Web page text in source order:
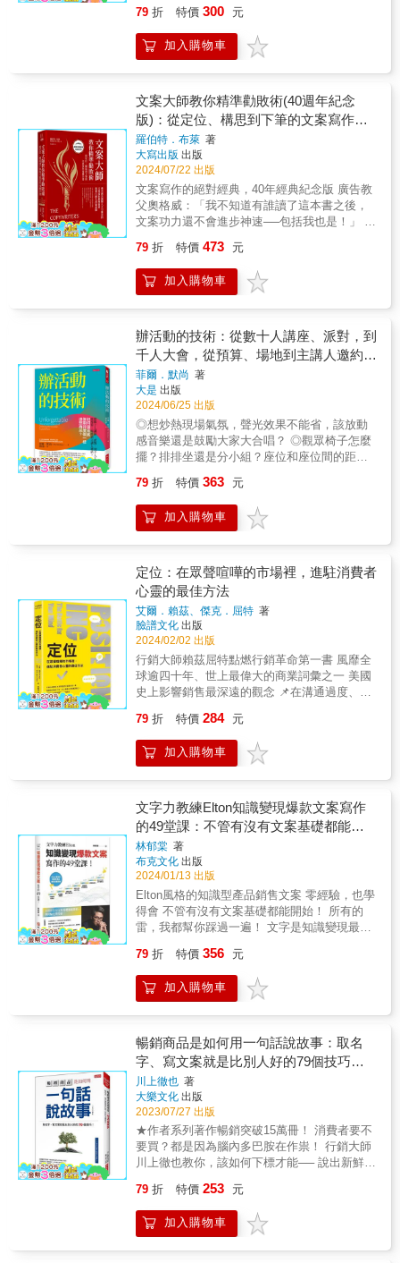
現代數位時代閱讀習慣的文案寶典。3. 公式化
套用，快速上手：以PESONA原則為基礎，全
書收納800個詞彙+2400條短句，即可靈活運用
轉化為各式行銷場合都能適用的爆賣文案。 暢
銷推薦小 嚕（行銷武士道公司顧問總監）林大
涵（貝殼放大／挖貝創辦人）林育聖（純粹文
案執筆人） 讀者好評「我把這本書放在觸手可
及的地方，想什麼時候讀就什麼時候讀。」
「當你想不出文案時，只需打開這本書，最好
定期翻閱，或者在感到走投無路時打開這本
書」 「與其說是用來查資料，這本書更像是一
個激發豐富點子和創作熱情的工具。」 「這本
書對從事業務或企畫相關工作的人來說必讀。
你會驚訝於只是改變用詞就能帶來如此不同的
效果。」 「只要將這本書放在書架上，就能給
人一種安心感。是一本實用的工具書。」 來
源：Amazo
前，先打下正確觀念的地基。▋祕訣2：商品資
定目標受眾等，再到分析競爭者的優缺點與銷
售頁架構，最後盤點自家商品可製作成一頁廣
告的資源，書中帶你一步步正確定位自己的產
影片QRcode教學用NG和OK照片並列，說明影
像拍攝技巧；提供示範影片QRcode，讓大家能
輕鬆理解影片錄製秘訣；將空白PPT與實際網
頁對照圖解，學習網頁切版、結構so easy！
是否每天苦惱～◆如何寫出一份讓記者青睞並
登出的新聞稿？◆什麼是廣告和銷售文案寫作
永不失敗並增加銷售的祕訣？◆怎樣才能寫出
聞？作者李善美是一位擁有十五年以上經驗的
行銷人員，在潮流變化最快的時尚產業工作，
隨著世界變得更加網路化，她意識到寫作能力
對於行銷人員和上班族越發重要。本書是她多
年學到的職場寫作累積，她認為即使只改變一
個字或一行句子，銷量也會改變、訂閱者會增
加、公司內部的評價也會變化。書中強調的寫
作核心是「對方」與「體貼」。在工作時寫的
每篇文章，都一定要有「對方」的存在，就是
要寫出站在對方立場上可以理解的文句。這樣
閱讀的價值。本書一～三章，歸納出行銷人員
寫得好的思考方法、實用寫作的基本方法和訓
練技巧，及針對每種情況必須了解的基本寫作
寫作的品質就會大幅提升。第四章，則是提供
行銷人員基本任務：從新聞稿、廣告台詞、社
群行銷、書面報告、企劃提案、電子郵件、履
歷自傳等需要，整理出對寫作有實際幫助的方
法。讀者可以按個人需求放在身邊翻看，有助
於找到下筆時的靈感，是一本專為職場人工作
「暢行無阻」的文案寫作大全！本書特色1.本
書專為業務行銷、社群小編、網路寫手等職場
的六大類文案，例如：新聞稿寫作、廣告與銷
吸引顧客的標題、報告書與自傳等「有甲方」
的寫作、Email寫作技巧等寫作方法。2.本書內
容經過精心組織，系統性的引導讀者理解並強
化寫作能力，透過豐富的範例提供實用的寫作
技巧，任何人（甚至初學者）都可以立即使
用，相信自己也可以和作者一樣寫出一篇好的
文案！3.本書另有三回「練功房」傳授如何寫
出流暢、有價值、有說服力的文章祕訣；附錄
則提供「為寫作而閱讀」和「增強寫作肌肉的
寫作練習」的技巧，幫助讀者加強日常的寫作
基礎。推薦人Cindy｜FLiPER生活藝文誌總編
輯Lynn｜三分鐘行銷在學中創辦人吳玉琥
Wawa｜廣告樂血研究院院長亨利溫｜自媒體斜
槓教練李洛克｜故事革命創辦人李建勳｜大管
仲策略顧問執行長林文傑｜資深行銷策略人林
郁棠｜文字力學院創辦人孫昱碩｜共好計畫研
緯筌｜《經濟日報》數位行銷專欄作家&
79 折 特價 300 元
加入購物車
文案大師教你精準勸敗術(40週年紀念
版)：從定位、構思到下筆的文案寫作技
藝全書
羅伯特．布萊 著
大寫出版 出版
2024/07/22 出版
文案寫作的絕對經典，40年經典紀念版 廣告教
父奧格威：「我不知道有誰讀了這本書之後，
文案功力還不會進步神速──包括我也是！」 這
了在數位時代精通文案寫作的必備基本資訊，
涵蓋了對內容行銷、網路影片、高轉換率登陸
頁面的精闢分析，並提供最新的文案寫作資
行銷需求不同、媒體特性不同，你就應該隨之
改變寫作方式。 本書就要教你如何把握不同媒
體載具的特性，以及不同消費者的特質，寫出
抓住注意力、有效溝通、促進銷售的好文案！
▌本書重點：弄清楚「眉角」，不管寫哪種文案
都很罩！ ◇永遠記得你賣產品給誰：會計師關
注數據，工程師偏好圖解，有些人只想你有話
直說！ ◇「有知識的文案」比較不容易被顧客
略過不看。 ◇「產品訊息」是公關新聞稿中最
沒有新聞價值的內容！ ◇DM/手冊的型式由
◇成功的直效行銷，偏好非正式、對話式的風
格。 ◇決勝負的不是影片長短而是內容 迅速定
位，寫出「最好賣」的經典文字！ 在這個資訊
授： 如何塑造讓人「不可不讀」的文案，跳出
千篇一律的窠臼，讓每個人都願意讀你的心血
之作，還被你深深打動！ ▌本書傳授的訣竅包
括： &bull;8種超勸敗標題該怎麼用 &bull;勸敗5
步驟包你創造銷售與利潤 &bull;10個訣竅增進
登陸頁面轉換率 &bull;15種技巧確保電子郵件
高點開率 &bull;多種方式寫出抓住潛在客戶的
優質內容，讓讀者回應率翻倍 &bull;「4S」公
有力的直效文案？ 文案大師的超級攻略，讓你
分人還不清楚的產品優勢。抓住熱賣語感，選
對關鍵字眼，讓讀者採取購買行動。更重要的
是：有效制定屬於自身的寫作流程，做出最有
利的時間管理！ 只要我們仍需要用文字元素跟
大眾溝通，就需要一本有路可循、不犯常見錯
誤的基本文案指南 行銷無處不在，文案是致勝
關鍵。「跨平台文案寫作力」是數位生活中需
要紮實練就的基本功！ 這本書寫給所有寫文
案、審文案的人：文案寫手、多管道行銷從業
人員、創意總監、自由接案寫手、行銷主管
&hellip;&hellip;甚至還包括中小企業主，以及透
過網路販賣資訊知識的人。本書傳授不少文案
寫作技巧，讓你的平面與網路廣告、電子郵件
以及網站文案都能條理清楚、充滿說服力、獲
得更多關注──並賣出更多產品，提高訂閱率。
經典推薦 ✦本書在兩個層面上效果卓越。對入
人士來說，本書回歸最重要的基本面，應該被
放在書架上最顯眼的地方。──《洛杉磯時報》
✦不只是寫作新手，就算是高居主管職位、或
身處顧客端的人，都應該將本書當成基本配
備。──《廣告日》 【特別說明】 ※本書為新
版書，前版書名為《文案大師教你精準勸敗術
（35週年紀念版）：從定位、構思到下筆的文
案寫作技藝全書》 &
79 折 特價 473 元
加入購物車
辦活動的技術：從數十人講座、派對，到
千人大會，從預算、場地到主講人邀約，
如何讓來賓像期待度假一樣還想再來？
菲爾．默尚 著
大是 出版
2024/06/25 出版
◎想炒熱現場氣氛，聲光效果不能省，該放動
感音樂還是鼓勵大家大合唱？ ◎觀眾椅子怎麼
擺？排排坐還是分小組？座位和座位間的距離
員不認得這些人的臉，事前怎麼訓練？ ◎該安
排中場休息時間嗎？萬一聽眾就這樣離席逃跑
了？ ◎美酒暢飲、美女走秀，都不敵剛烤出來
人的派對， 從預算編列、場地安排到主講人邀
約，& 該怎麼打造既有意義、又能獲利的活
動？ 如何讓來賓像期待度假一樣，下次還想
來？ & 從業超過30年、擁有3萬小時以上經
驗、 曾為科氏工業、美國職業高爾夫協會辦活
動， 被譽為「史上最佳活動規畫大師」的菲
爾．默尚，手把手教你 辦活動的技術──從訓練
人員、找場地、排行程，到如何和客人說再
見。 & ◎現場，永遠有意想不到的狀況 & ．你
想請誰來參加？來賓類型怎麼影響節目規畫？
練），那大概不需要暖場； 但如果這群人互不
認識（如出版社辦專業講座），你得好幾週前
就開始「鋪路」： 建Line群組、創立臉書社團
的，事先搞清楚他們參加活動的目的（學新
知？找商業夥伴？） & ．去哪裡找工作人員？
沒經驗的志工、新人怎麼教？ 活動現場，所有
服務人員都代表你的口碑，因為客人可不在
乎， 惹怒他們的是沒領錢的志工、正式員工，
還是你臨時抓來的工讀生。 因為現場所有的服
務人員，都是你的口碑。 & 事前要人手一本流
程表，說明：接駁車在哪？廁所在哪？有Uber
以現場求教的資深同事。 ──知道某個時候誰在
分鐘，你的講者如何抓住眼球 如果你花錢請人
來演講，當然期待他表現精采、與觀眾互動熱
烈。 此時該找最有人氣的大咖（吸引很多人參
加但演講內容普通）？ 還是找沒啥知名度但有
實力的專業人士？你的客人對內容有何期待？
&& ◎魔鬼藏在細節裡，怎麼讓你的場子與眾不
同？ & ‧想炒熱現場氣氛，歌單怎麼挑？ 想想
你的受眾年輕時的好歌，例如來賓平均40歲，
就找25年前左右的金曲。 至於大合唱？你得花
點時間讓眾人跟上──情緒先準備好，大家才願
意配合。 ‧當活動正式開跑，現場該留意哪
些小事？ 如果來賓來自各方、節目時間又長，
請確保他們有中場休息時間； 遇到形單影隻的
客人別忽視，請幫助他認識更多人、參與更多
事； 散場回家後，請持續更新活動相關資訊一
陣子，讓客人還能找得到你。 & 從數十人講
79 折 特價 363 元
加入購物車
定位：在眾聲喧嘩的市場裡，進駐消費者
心靈的最佳方法
艾爾．賴茲、傑克．屈特 著
臉譜文化 出版
2024/02/02 出版
行銷大師賴茲屈特點燃行銷革命第一書 風靡全
球逾四十年、世上最偉大的商業詞彙之一 美國
史上影響銷售最深遠的觀念 📌在溝通過度、資
讓產品在消費者心中搶灘登陸。 高明的「定
位」通常不是從產品，而是從顧客的心理著
手！ 📌不管是找小編、運用大數據分析，甚至
銷各種實體產品、服務或經營IP， 必先問「定
位」好了嗎？ 在資訊過度氾濫的時代，商品行
銷與品牌建立應該透過什麼方式突圍，才能讓
自己的產品價值「被看見」？ 透過溝通？你也
許會這麼說。但打開消費者的心談何容易，本
書作者說：「電腦對於人類所輸入的資訊一向
來者不拒；心靈則正恰恰相反，對於資訊並非
來者不拒。」對於與自己的想法、價值觀或過
去經驗不合拍的資訊，人的心會悍然拒絕接受
訊息。 人們每天花很多的時間溝通想法、觀
海的資訊中，我們該如何選擇自己需要的，或
者是讓別人注意到自己所有的，變成一項艱鉅
的任務。本書就要為這個難題提供一帖強效解
一下，處在這個資訊氾濫的社會裡，消費市場
變得人聲沸騰。你若想要推出一個產品、一項
服務、一支廣告或是一間公司、一家機構，你
該如何和你的目標對象進行溝通，讓他注意到
你，並且知道你就是他想要的呢？ 這時候你需
要的是一個有效又快速的溝通方法，也就是本
書所提出的劃時代行銷概念：定位。定位能讓
你有效地改變你所想要影響的人的心理；換句
一席之地。你甚至不一定要為了迎合消費者而
費心地改變產品的本質，只需要找對你的產品
位置，就能找到需要它的人；而且更重要的
是，定位讓你能夠不必大費脣舌，只要傳達出
簡潔有力的訊息，就能讓已經吸收過多資訊的
79 折 特價 284 元
加入購物車
文字力教練Elton知識變現爆款文案寫作
的49堂課：不管有沒有文案基礎都能開
始，零經驗也學得會！
林郁棠 著
布克文化 出版
2024/01/13 出版
Elton風格的知識型產品銷售文案 零經驗，也學
得會 不管有沒有文案基礎都能開始！ 所有的
雷，我都幫你踩過一遍！ 文字是知識變現最好
師／史庭瑋Mia& 策略思維商學院院長／孫治華
& 作家、《高詩佳故事學堂》Podcast節目主持
人／高詩佳& 溝通表達培訓師／張忘形 《好女
／劉奕酉 《Life不下課》Podcast節目主持人／
歐陽立中 「當我向Elton學習了文字力之後，才
了解原來文字表達可以如此有架構、有邏輯，
但又能融入個人特色。」──心起點創辦人、關
係療癒師／史庭瑋Mia 「我喜歡Elton他是從最
基本、最本質的方式來討論文案這件事情。」
──策略思維商學院院長／孫治華 「林郁棠老師
分享了豐富的經驗和實例，幫助大家學習書寫
文案，打造個人品牌，用文字翻轉人生。」──
作家、《高詩佳故事學堂》Podcast節目主持人
絕對超過百倍，甚至千倍。」──溝通表達培訓
師／張忘形 「我發現在臺灣，Elton老師是少數
可以單純透過文字就能創造營收的人。」
79 折 特價 356 元
加入購物車
暢銷商品是如何用一句話說故事：取名
字、寫文案就是比別人好的79個技巧！
(暢銷限定版)
川上徹也 著
大樂文化 出版
2023/07/27 出版
★作者系列著作暢銷突破15萬冊！ 消費者要不
要買？都是因為腦內多巴胺在作祟！ 行銷大師
川上徹也教你，該如何下標才能── 說出新鮮
行銷大師、暢銷書作家川上徹也， 在《為什麼
超級業務員都想學故事銷售》中，教你挖出商
品的新價值， 在這本《暢銷商品是如何用一句
79 折 特價 253 元
加入購物車